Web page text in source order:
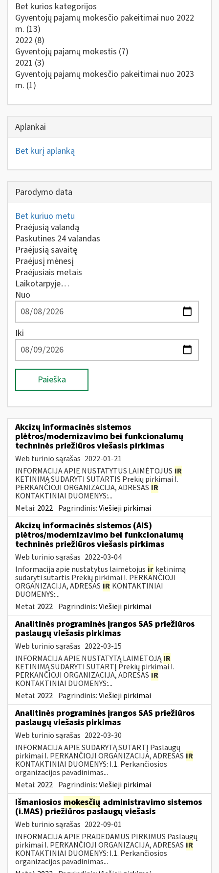
Bet kurios kategorijos
Gyventojų pajamų mokesčio pakeitimai nuo 2022
m. (13)
2022 (8)
Gyventojų pajamų mokestis (7)
2021 (3)
Gyventojų pajamų mokesčio pakeitimai nuo 2023
m. (1)
Aplankai
Bet kurį aplanką
Parodymo data
Bet kuriuo metu
Praėjusią valandą
Paskutines 24 valandas
Praėjusią savaitę
Praėjusį mėnesį
Praėjusiais metais
Laikotarpyje…
Nuo
Iki
Paieška
Akcizų informacinės sistemos
plėtros/modernizavimo bei funkcionalumų
techninės priežiūros viešasis pirkimas
Web turinio sąrašas 2022-01-21
INFORMACIJA APIE NUSTATYTUS LAIMĖTOJUS IR
KETINIMĄ SUDARYTI SUTARTIS Prekių pirkimai I.
PERKANČIOJI ORGANIZACIJA, ADRESAS IR
KONTAKTINIAI DUOMENYS:...
Metai: 2022 Pagrindinis:Viešieji pirkimai
Akcizų informacinės sistemos (AIS)
plėtros/modernizavimo bei funkcionalumų
techninės priežiūros viešasis pirkimas
Web turinio sąrašas 2022-03-04
Informacija apie nustatytus laimėtojus ir ketinimą
sudaryti sutartis Prekių pirkimai I. PERKANČIOJI
ORGANIZACIJA, ADRESAS IR KONTAKTINIAI
DUOMENYS:...
Metai: 2022 Pagrindinis:Viešieji pirkimai
Analitinės programinės įrangos SAS priežiūros
paslaugų viešasis pirkimas
Web turinio sąrašas 2022-03-15
INFORMACIJA APIE NUSTATYTĄ LAIMĖTOJĄIR
KETINIMĄ SUDARYTI SUTARTĮ Prekių pirkimai I.
PERKANČIOJI ORGANIZACIJA, ADRESAS IR
KONTAKTINIAI DUOMENYS:...
Metai: 2022 Pagrindinis:Viešieji pirkimai
Analitinės programinės įrangos SAS priežiūros
paslaugų viešasis pirkimas
Web turinio sąrašas 2022-03-30
INFORMACIJA APIE SUDARYTĄ SUTARTĮ Paslaugų
pirkimai I. PERKANČIOJI ORGANIZACIJA, ADRESAS IR
KONTAKTINIAI DUOMENYS: I.1. Perkančiosios
organizacijos pavadinimas...
Metai: 2022 Pagrindinis:Viešieji pirkimai
Išmaniosios mokesčių administravimo sistemos
(i.MAS) priežiūros paslaugų viešasis
Web turinio sąrašas 2022-09-01
INFORMACIJA APIE PRADEDAMUS PIRKIMUS Paslaugų
pirkimai I. PERKANČIOJI ORGANIZACIJA, ADRESAS IR
KONTAKTINIAI DUOMENYS: I.1. Perkančiosios
organizacijos pavadinimas...